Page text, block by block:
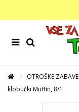
OTROŠKE ZABAVE
klobučki Muffin, 8/1